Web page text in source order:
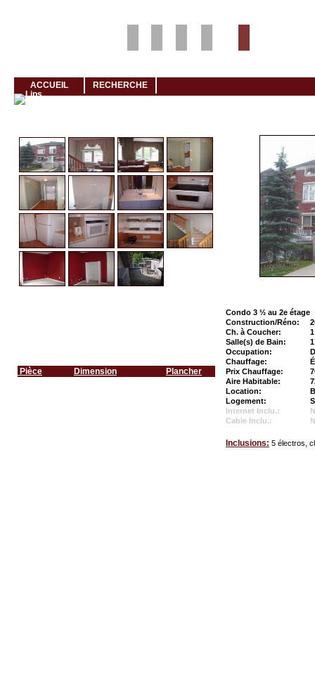
ACCUEIL RECHERCHE
Pièce Dimension Plancher
Condo 3 ½ au 2e étage
Construction/Réno:
Ch. à Coucher:
1
Salle(s) de Bain:
1
Occupation:
Chauffage:
Prix Chauffage:
Aire Habitable:
Location:
Logement:
Internet Inclu.:
Cable Inclu.:
Inclusions: 5 électros,